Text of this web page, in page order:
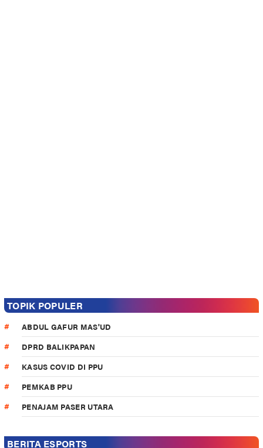
TOPIK POPULER
ABDUL GAFUR MAS'UD
DPRD BALIKPAPAN
KASUS COVID DI PPU
PEMKAB PPU
PENAJAM PASER UTARA
BERITA ESPORTS